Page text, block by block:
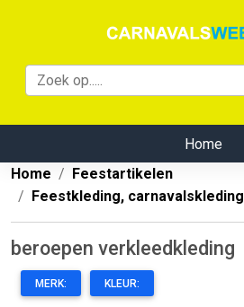
Home
Home
Feestartikelen
Feestkleding, carnavalskleding
beroepen verkleedkleding
MERK: KLEUR: